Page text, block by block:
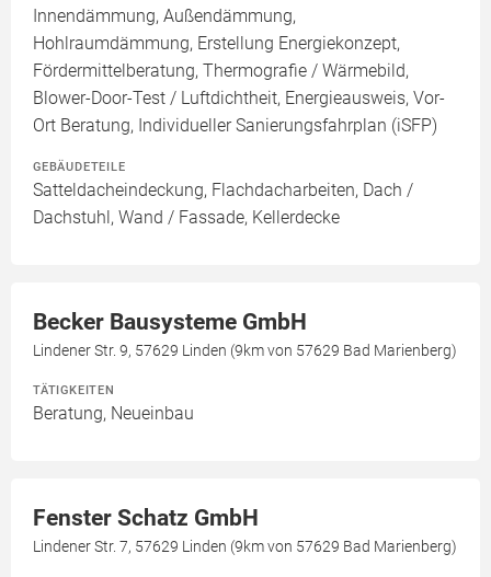
Innendämmung, Außendämmung,
Hohlraumdämmung, Erstellung Energiekonzept,
Fördermittelberatung, Thermografie / Wärmebild,
Blower-Door-Test / Luftdichtheit, Energieausweis, Vor-
Ort Beratung, Individueller Sanierungsfahrplan (iSFP)
GEBÄUDETEILE
Satteldacheindeckung, Flachdacharbeiten, Dach /
Dachstuhl, Wand / Fassade, Kellerdecke
Becker Bausysteme GmbH
Lindener Str. 9, 57629 Linden (9km von 57629 Bad Marienberg)
TÄTIGKEITEN
Beratung, Neueinbau
Fenster Schatz GmbH
Lindener Str. 7, 57629 Linden (9km von 57629 Bad Marienberg)